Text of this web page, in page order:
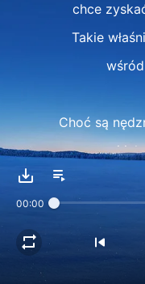
chce
Takie
Choć są
wynosi ich
Gdyby podbił
00:00